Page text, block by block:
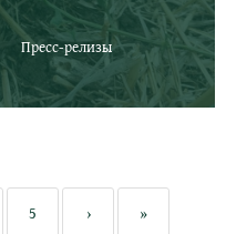
Пресс-релизы
5 › »